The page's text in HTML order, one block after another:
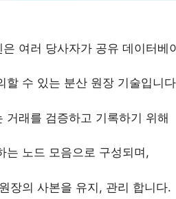
은 여러 당사자가 공유 데이터베
할 수 있는 분산 원장 기술입니
거래를 검증하고 기록하기 위해
는 노드 모음으로 구성되며,
장의 사본을 유지, 관리 합니다.